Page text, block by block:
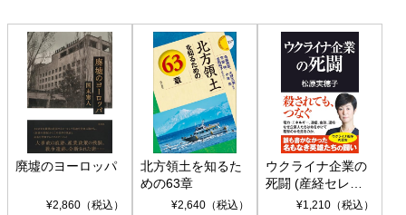
廃墟のヨーロッパ
¥2,860（税込）
北方領土を知るた
めの63章
¥2,640（税込）
ウクライナ企業の
死闘 (産経セレク
ト S 039)¥1,210（税込）